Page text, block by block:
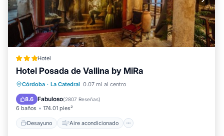
Hotel
Hotel Posada de Vallina by MiRa
Córdoba · La Catedral 0.07 mi al centro
8.6 Fabuloso(2807 Reseñas)
6 baños 174.01 pies²
Desayuno Aire acondicionado
Desayuno
Aire acondicionado
Internet
Apto para niños